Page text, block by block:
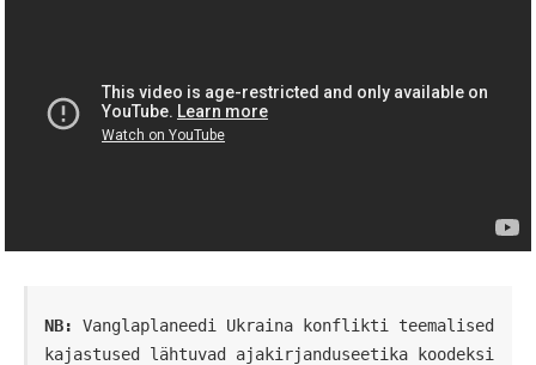
NB:
Vanglaplaneedi Ukraina konflikti teemalised
kajastused lähtuvad ajakirjanduseetika koodeksi